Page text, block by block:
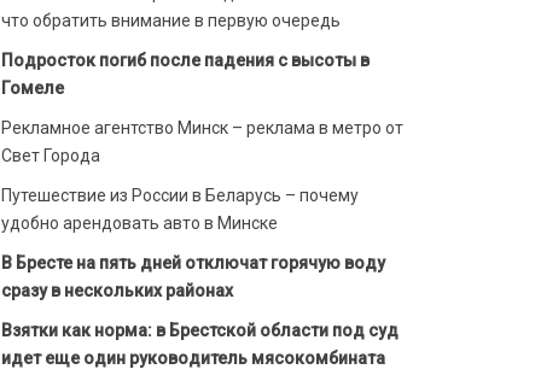
что обратить внимание в первую очередь
Подросток погиб после падения с высоты в
Гомеле
Рекламное агентство Минск – реклама в метро от
Свет Города
Путешествие из России в Беларусь – почему
удобно арендовать авто в Минске
В Бресте на пять дней отключат горячую воду
сразу в нескольких районах
Взятки как норма: в Брестской области под суд
идет еще один руководитель мясокомбината